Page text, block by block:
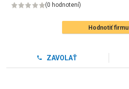
(0 hodnotení)
Hodnotiť firmu
ZAVOLAŤ